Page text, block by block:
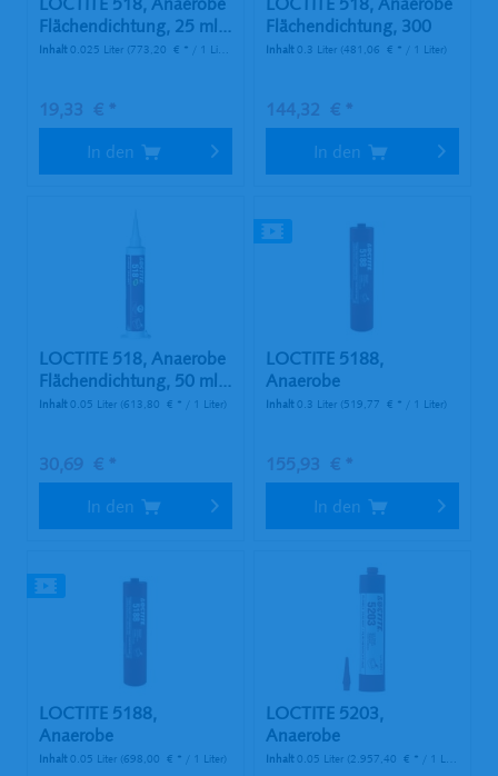
Flächendichtung, 25 ml...
Inhalt0.025 Liter (773,20 € * / 1 Liter)
19,33 € *
In den
Flächendichtung, 300
ml...
Inhalt0.3 Liter (481,06 € * / 1 Liter)
144,32 € *
In den
LOCTITE 518, Anaerobe
Flächendichtung, 50 ml...
Inhalt0.05 Liter (613,80 € * / 1 Liter)
30,69 € *
In den
LOCTITE 5188,
Anaerobe
Flächendichtung, 300
Inhalt0.3 Liter (519,77 € * / 1 Liter)
155,93 € *
In den
LOCTITE 5188,
Anaerobe
Flächendichtung, 50 ml...
Inhalt0.05 Liter (698,00 € * / 1 Liter)
LOCTITE 5203,
Anaerobe
Flächendichtung, 300
Inhalt0.05 Liter (2.957,40 € * / 1 Liter)